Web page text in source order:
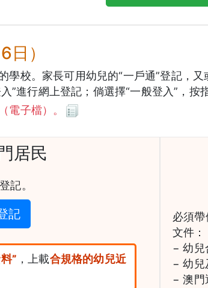
）
學校。家長可用幼兒的“一戶通”登記，
”進行網上登記；倘選擇“一般登入”，
電子檔）。
居民
記。
記
” ，上載合規格的幼兒近
必須帶
文件：
− 幼兒
− 幼兒
− 澳門